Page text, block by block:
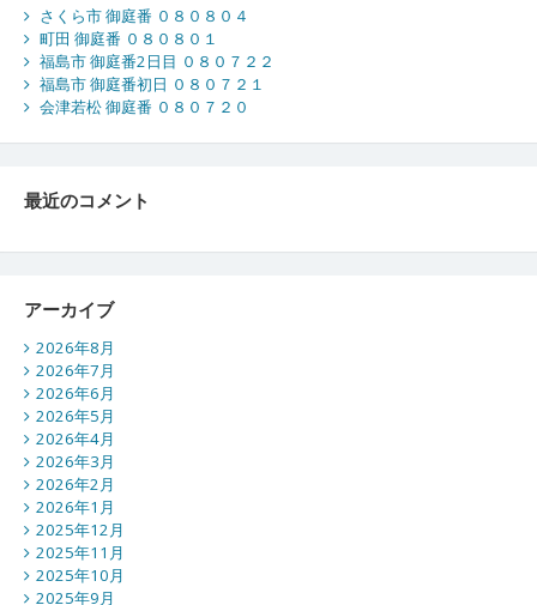
さくら市 御庭番 ０８０８０４
町田 御庭番 ０８０８０１
福島市 御庭番2日目 ０８０７２２
福島市 御庭番初日 ０８０７２１
会津若松 御庭番 ０８０７２０
最近のコメント
アーカイブ
2026年8月
2026年7月
2026年6月
2026年5月
2026年4月
2026年3月
2026年2月
2026年1月
2025年12月
2025年11月
2025年10月
2025年9月